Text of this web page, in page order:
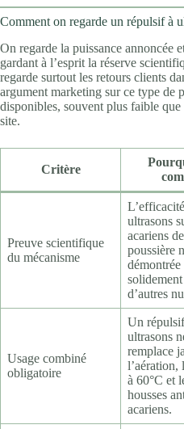
Comment on regarde un répulsif à
On regarde la puissance annoncée
gardant à l’esprit la réserve
regarde surtout les retours clients
argument marketing sur ce type de
disponibles, souvent plus faible que
site.
Critère
Preuve scientifique
du mécanisme
ultrasons
acariens de
poussière
démontrée
d’autres
Usage combiné
obligatoire
Un
ultrasons
remplace
l’aération,
à 60°C et
housses
acariens.